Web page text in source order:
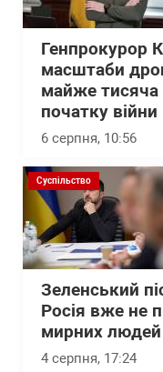
Генпрокурор
масштаби
майже тисяча
початку війни
6 серпня, 10:56
Суспільство
Зеленський
Росія вже не
мирних людей
4 серпня, 17:24